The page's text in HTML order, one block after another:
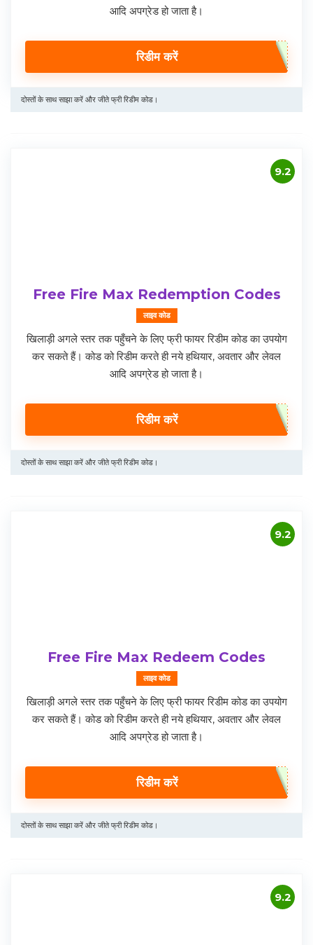
आदि अपग्रेड हो जाता है।
रिडीम करें
दोस्तों के साथ साझा करें और जीते फ्री रिडीम कोड।
9.2
Free Fire Max Redemption Codes
लाइव कोड
खिलाड़ी अगले स्तर तक पहुँचने के लिए फ्री फायर रिडीम कोड का उपयोग
कर सकते हैं। कोड को रिडीम करते ही नये हथियार, अवतार और लेवल
आदि अपग्रेड हो जाता है।
रिडीम करें
दोस्तों के साथ साझा करें और जीते फ्री रिडीम कोड।
9.2
Free Fire Max Redeem Codes
लाइव कोड
खिलाड़ी अगले स्तर तक पहुँचने के लिए फ्री फायर रिडीम कोड का उपयोग
कर सकते हैं। कोड को रिडीम करते ही नये हथियार, अवतार और लेवल
आदि अपग्रेड हो जाता है।
रिडीम करें
दोस्तों के साथ साझा करें और जीते फ्री रिडीम कोड।
9.2